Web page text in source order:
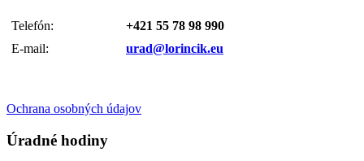
Telefón:
+421 55 78 98 990
E-mail:
urad@lorincik.eu
Ochrana osobných údajov
Úradné hodiny